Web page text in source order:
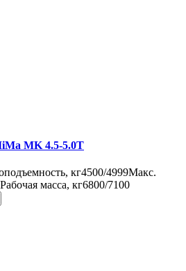
MK 4.5-5.0T
кг4500/4999Макс.
Рабочая масса, кг6800/7100